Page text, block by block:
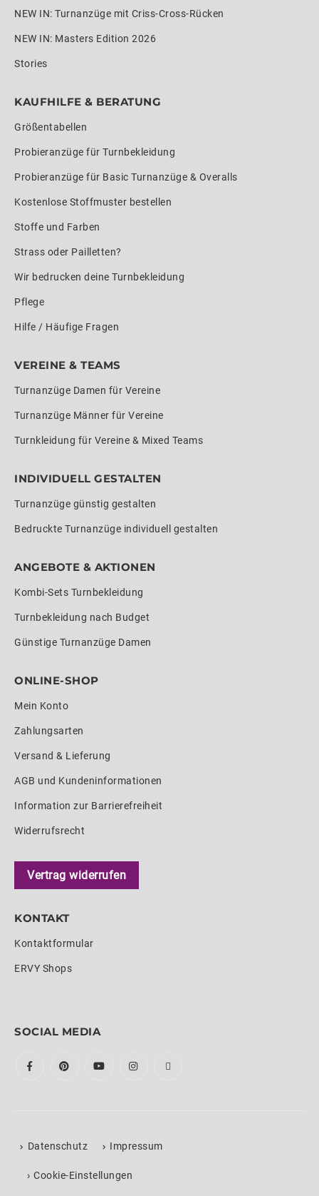
NEW IN: Turnanzüge mit Criss-Cross-Rücken
NEW IN: Masters Edition 2026
Stories
KAUFHILFE & BERATUNG
Größentabellen
Probieranzüge für Turnbekleidung
Probieranzüge für Basic Turnanzüge & Overalls
Kostenlose Stoffmuster bestellen
Stoffe und Farben
Strass oder Pailletten?
Wir bedrucken deine Turnbekleidung
Pflege
Hilfe / Häufige Fragen
VEREINE & TEAMS
Turnanzüge Damen für Vereine
Turnanzüge Männer für Vereine
Turnkleidung für Vereine & Mixed Teams
INDIVIDUELL GESTALTEN
Turnanzüge günstig gestalten
Bedruckte Turnanzüge individuell gestalten
ANGEBOTE & AKTIONEN
Kombi-Sets Turnbekleidung
Turnbekleidung nach Budget
Günstige Turnanzüge Damen
ONLINE-SHOP
Mein Konto
Zahlungsarten
Versand & Lieferung
AGB und Kundeninformationen
Information zur Barrierefreiheit
Widerrufsrecht
Vertrag widerrufen
KONTAKT
Kontaktformular
ERVY Shops
SOCIAL MEDIA
Datenschutz Impressum
› Cookie-Einstellungen